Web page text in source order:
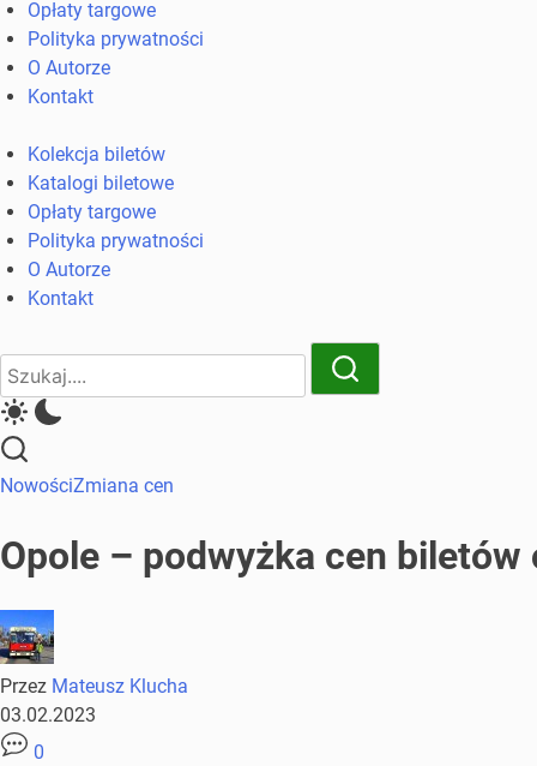
komunikacji
miejskiej
Opłaty targowe
Polityka prywatności
O Autorze
Kontakt
Kolekcja biletów
Katalogi biletowe
Opłaty targowe
Polityka prywatności
O Autorze
Kontakt
Close
Search
Search
NowościZmiana cen
Opole – podwyżka cen biletów
Przez Mateusz Klucha
03.02.2023
0